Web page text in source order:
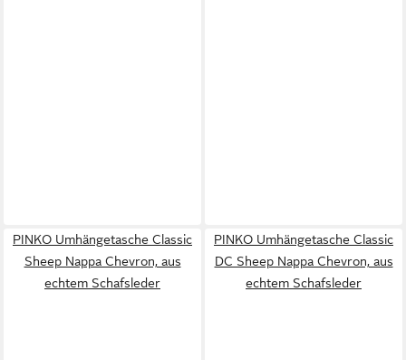
PINKO Umhängetasche Classic
Sheep Nappa Chevron, aus
echtem Schafsleder
PINKO Umhängetasche Classic
DC Sheep Nappa Chevron, aus
echtem Schafsleder